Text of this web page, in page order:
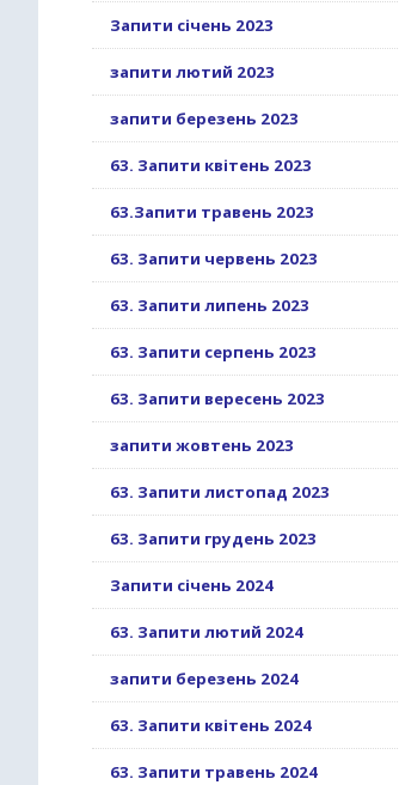
Запити січень 2023
запити лютий 2023
запити березень 2023
63. Запити квітень 2023
63.Запити травень 2023
63. Запити червень 2023
63. Запити липень 2023
63. Запити серпень 2023
63. Запити вересень 2023
запити жовтень 2023
63. Запити листопад 2023
63. Запити грудень 2023
Запити січень 2024
63. Запити лютий 2024
запити березень 2024
63. Запити квітень 2024
63. Запити травень 2024